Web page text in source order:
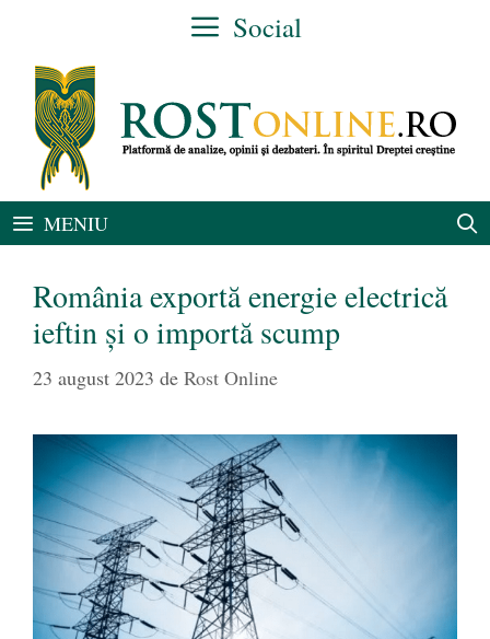
conținut
Social
MENIU
România exportă energie electrică
ieftin și o importă scump
23 august 2023 de Rost Online